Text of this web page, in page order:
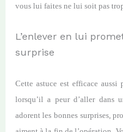
vous lui faites ne lui soit pas
L’enlever en lui
surprise
Cette astuce est efficace
lorsqu’il a peur d’aller dans
adorent les bonnes surprises,